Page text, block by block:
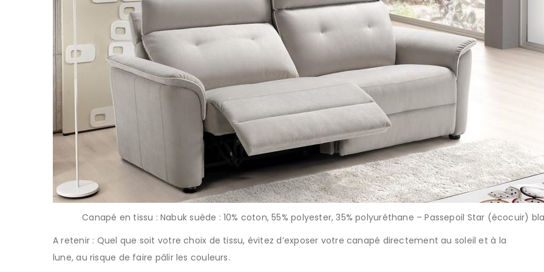
Canapé en tissu : Nabuk suède : 10% coton, 55% polyester, 35% polyuréthane – Passepoil Star (écocuir)
A retenir : Quel que soit votre choix de tissu, évitez d’exposer votre canapé directement au soleil et à la
lune, au risque de faire pâlir les couleurs.